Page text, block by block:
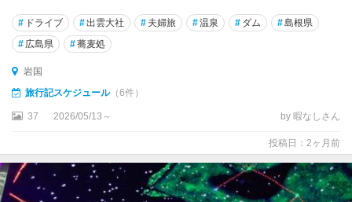
部
防
・
徳
山
国
・
錦
# ドライブ #出雲大社 # 夫婦旅 #温泉 # ダム #島根県
# 広島県 #蕎麦処
岩国
旅行記スケジュール（6件）
37 2026/05/13～ by 暇なしさん
投稿日：2ヶ月前